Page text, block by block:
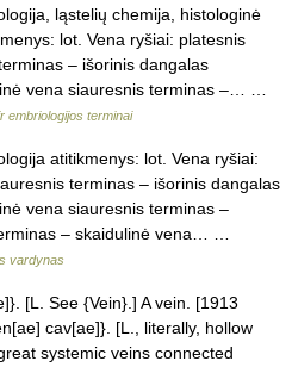
ląstelių chemija, histologinė
lot. Vena ryšiai: platesnis
– išorinis dangalas
vena siauresnis terminas –… …
embriologijos terminai
atitikmenys: lot. Vena ryšiai:
terminas – išorinis dangalas
vena siauresnis terminas –
– skaidulinė vena… …
vardynas
[L. See {Vein}.] A vein. [1913
cav[ae]}. [L., literally, hollow
systemic veins connected